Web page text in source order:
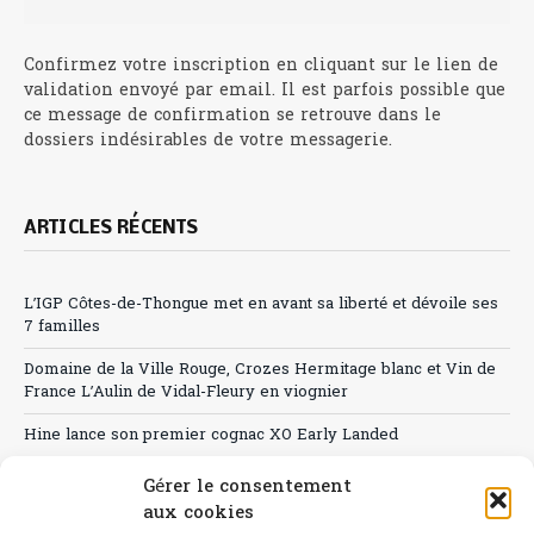
Gérer le consentement
aux cookies
Confirmez votre inscription en cliquant sur le lien de
validation envoyé par email. Il est parfois possible que
ce message de confirmation se retrouve dans le
dossiers indésirables de votre messagerie.
ARTICLES RÉCENTS
L’IGP Côtes-de-Thongue met en avant sa liberté et dévoile ses
7 familles
Domaine de la Ville Rouge, Crozes Hermitage blanc et Vin de
France L’Aulin de Vidal-Fleury en viognier
Hine lance son premier cognac XO Early Landed
Canicule : A quand le CHR à « l’heure espagnole » ?